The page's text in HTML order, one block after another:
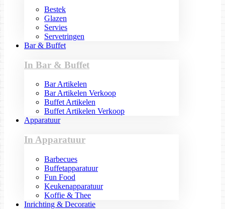
Bestek
Glazen
Servies
Servetringen
Bar & Buffet
In Bar & Buffet
Bar Artikelen
Bar Artikelen Verkoop
Buffet Artikelen
Buffet Artikelen Verkoop
Apparatuur
In Apparatuur
Barbecues
Buffetapparatuur
Fun Food
Keukenapparatuur
Koffie & Thee
Inrichting & Decoratie